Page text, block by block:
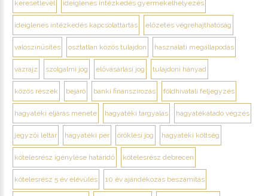
keresetlevél ideiglenes intézkedés gyermekelhelyezés
ideiglenes intézkedés kapcsolattartás előzetes végrehajthatóság
valószínűsítés osztatlan közös tulajdon használati megállapodás
vázrajz szolgalmi jog elővásárlási jog tulajdoni hányad
közös részek bejáró banki finanszírozás földhivatali feljegyzés
hagyatéki eljárás menete hagyatéki tárgyalás hagyatékátadó végzés
jegyzői leltár hagyatéki per öröklési jog hagyatéki költség
kötelesrész igénylése határidő kötelesrész debrecen
kötelesrész 5 év elévülés 10 év ajándékozás beszámítás